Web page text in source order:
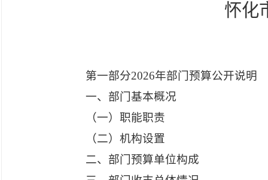
怀化
第一部分2026年部门预算公开说明
一、部门基本概况
（一）职能职责
（二）机构设置
二、部门预算单位构成